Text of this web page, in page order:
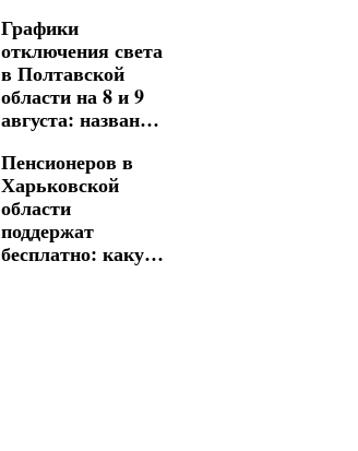
Графики
отключения света
в Полтавской
области на 8 и 9
августа: названы
длительных
обесточений
Пенсионеров в
Харьковской
области
поддержат
бесплатно: какую